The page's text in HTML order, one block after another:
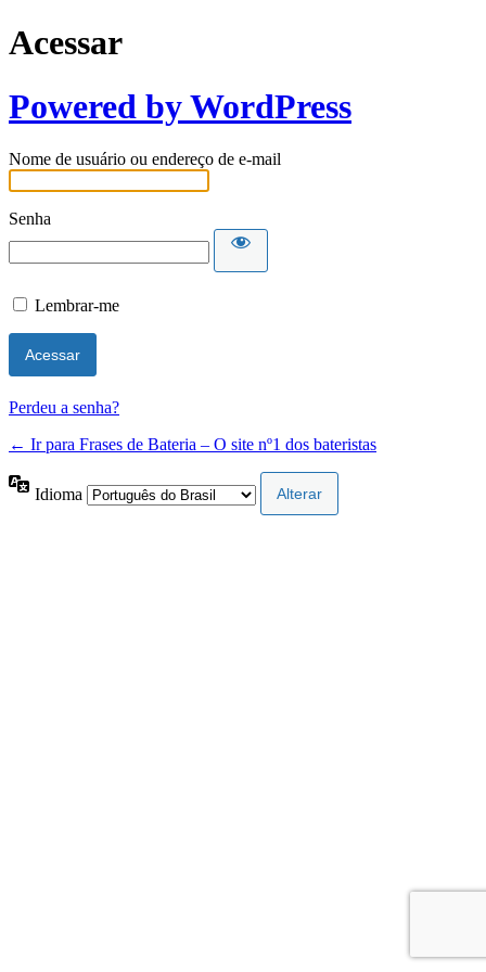
Acessar
Powered by WordPress
Nome de usuário ou endereço de e-mail
Senha
Lembrar-me
Perdeu a senha?
← Ir para Frases de Bateria – O site nº1 dos bateristas
Idioma